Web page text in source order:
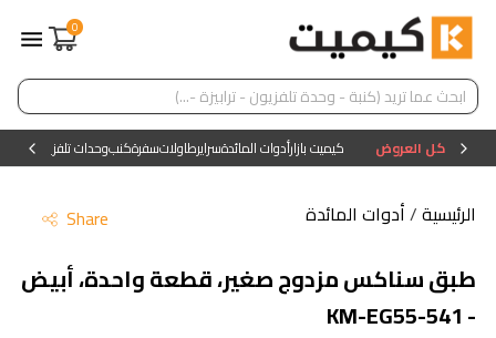
0
كل العروض كيميت بازارأدوات المائدةسرايرطاولاتسفرةكنبوحدات تلفزيون
الرئيسية/أدوات المائدة Share
طبق سناكس مزدوج صغير، قطعة واحدة، أبيض
- KM-EG55-541